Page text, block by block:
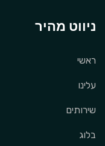
ניווט מהיר
ראשי
עלינו
שירותים
בלוג